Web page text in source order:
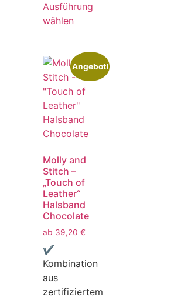
Ausführung
wählen
Angebot!
Molly and
Stitch –
„Touch of
Leather“
Halsband
Chocolate
ab 39,20 €
✔
Kombination
aus
zertifiziertem